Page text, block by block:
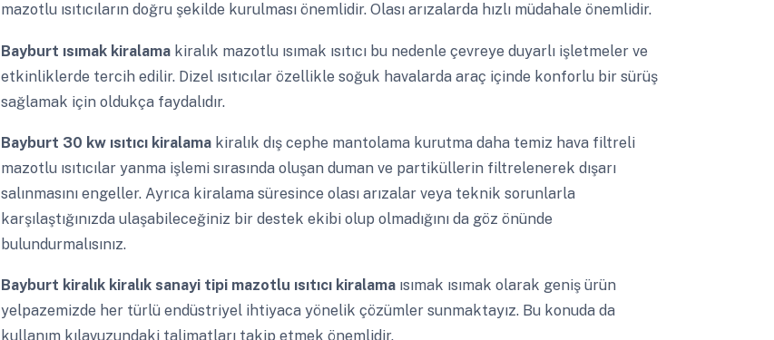
mazotlu ısıtıcıların doğru şekilde kurulması önemlidir. Olası arızalarda hızlı müdahale önemlidir.
Bayburt ısımak kiralama kiralık mazotlu ısımak ısıtıcı bu nedenle çevreye duyarlı işletmeler ve
etkinliklerde tercih edilir. Dizel ısıtıcılar özellikle soğuk havalarda araç içinde konforlu bir sürüş
sağlamak için oldukça faydalıdır.
Bayburt 30 kw ısıtıcı kiralama kiralık dış cephe mantolama kurutma daha temiz hava filtreli
mazotlu ısıtıcılar yanma işlemi sırasında oluşan duman ve partiküllerin filtrelenerek dışarı
salınmasını engeller. Ayrıca kiralama süresince olası arızalar veya teknik sorunlarla
karşılaştığınızda ulaşabileceğiniz bir destek ekibi olup olmadığını da göz önünde
bulundurmalısınız.
Bayburt kiralık kiralık sanayi tipi mazotlu ısıtıcı kiralama ısımak ısımak olarak geniş ürün
yelpazemizde her türlü endüstriyel ihtiyaca yönelik çözümler sunmaktayız. Bu konuda da
kullanım kılavuzundaki talimatları takip etmek önemlidir.